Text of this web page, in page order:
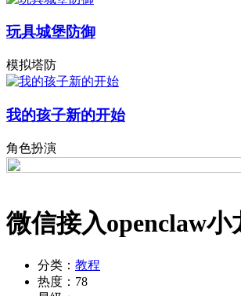
玩具城堡防御
模拟塔防
我的孩子新的开始
角色扮演
微信接入openclaw小
分类： 教程
热度： 78